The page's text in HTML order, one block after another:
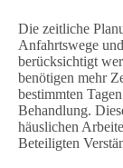
Die zeitliche
Anfahrtswege
berücksichtigt
benötigen mehr
bestimmten
Behandlung.
häuslichen
Beteiligten